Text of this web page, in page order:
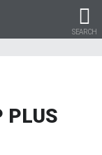
SEARCH
το
PLUS